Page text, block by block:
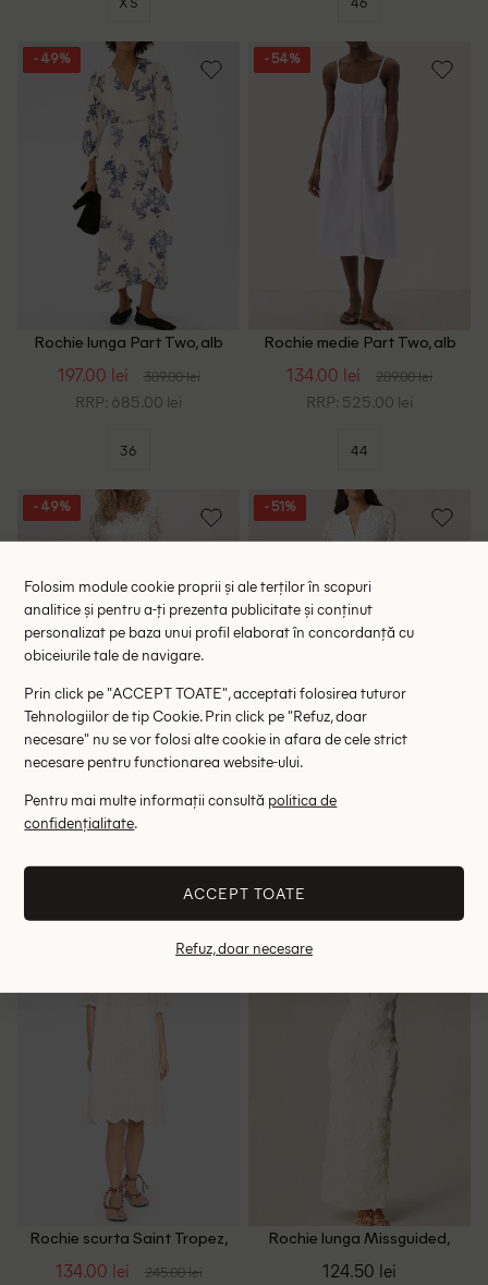
- 49%
Rochie lunga Part Two, alb
197.00 lei 389.00 lei
RRP: 685.00 lei
36
- 54%
Rochie medie Part Two, alb
134.00 lei 289.00 lei
RRP: 525.00 lei
44
- 49%
Rochie scurta Cream, alb
134.00 lei
- 51%
Rochie lunga Soaked In
Luxury, alb
Rochie scurta Saint Tropez,
134.00 lei 245.00 lei
Rochie lunga Missguided,
124.50 lei
Folosim module cookie proprii și ale terților în scopuri
analitice și pentru a-ți prezenta publicitate și conținut
personalizat pe baza unui profil elaborat în concordanță cu
obiceiurile tale de navigare.
Prin click pe "ACCEPT TOATE", acceptati folosirea tuturor
Tehnologiilor de tip Cookie. Prin click pe "Refuz, doar
necesare" nu se vor folosi alte cookie in afara de cele strict
necesare pentru functionarea website-ului.
Pentru mai multe informații consultă politica de
confidențialitate.
ACCEPT TOATE
Refuz, doar necesare